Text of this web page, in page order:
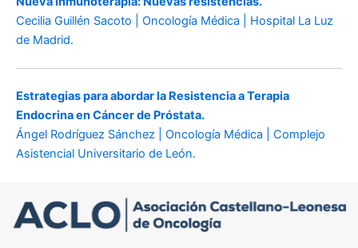
Cecilia Guillén Sacoto | Oncología Médica | Hospital La Luz
de Madrid.
Estrategias para abordar la Resistencia a Terapia
Endocrina en Cáncer de Próstata.
Ángel Rodríguez Sánchez | Oncología Médica | Complejo
Asistencial Universitario de León.